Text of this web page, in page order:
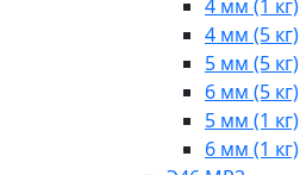
4 мм (1 кг)
4 мм (5 кг)
5 мм (5 кг)
6 мм (5 кг)
5 мм (1 кг)
6 мм (1 кг)